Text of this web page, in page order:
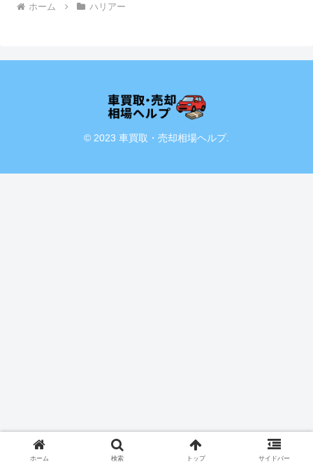
ホーム ハリアー
© 2023 車買取・売却相場ヘルプ.
ホーム 検索 トップ サイドバー